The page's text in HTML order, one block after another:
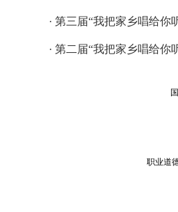
· ​第三届“我把家乡唱给你
· 第二届“我把家乡唱给你
职业道